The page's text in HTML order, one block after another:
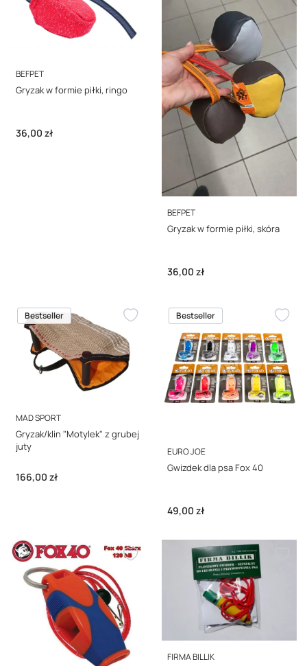
PRODUCENT
BEFPET
Gryzak w formie piłki, ringo
Cena
36,00 zł
PRODUCENT
BEFPET
Gryzak w formie piłki, skóra
Cena
36,00 zł
Bestseller
PRODUCENT
MAD SPORT
Gryzak/klin "Motylek" z grubej
juty
Cena
166,00 zł
Bestseller
PRODUCENT
EURO JOE
Gwizdek dla psa Fox 40
Cena
49,00 zł
PRODUCENT
FIRMA BILLIK